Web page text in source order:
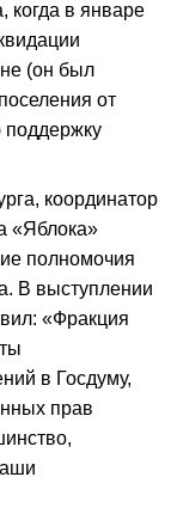
когда в январе
(он был
от
поддержку
координатор
«Яблока»
полномочия
В выступлении
«Фракция
в Госдуму,
прав